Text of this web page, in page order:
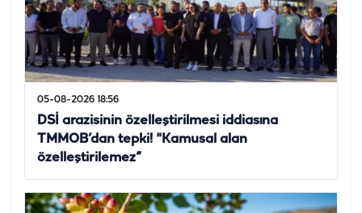
05-08-2026 18:56
DSİ arazisinin özelleştirilmesi iddiasına
TMMOB’dan tepki! "Kamusal alan
özelleştirilemez”